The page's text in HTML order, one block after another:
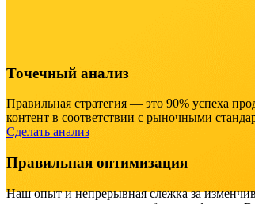
Точечный анализ
Правильная стратегия — это 90% успеха
контент в соответствии с рыночными
Сделать анализ
Правильная оптимизация
Наш опыт и непрерывная слежка за